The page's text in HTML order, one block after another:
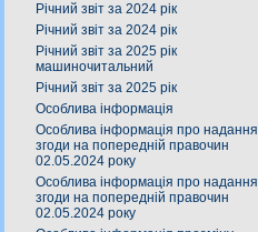
Річний звіт за 2024 рік
Річний звіт за 2024 рік
Річний звіт за 2025 рік
машиночитальний
Річний звіт за 2025 рік
Особлива інформація
Особлива інформація про надання
згоди на попередній правочин
02.05.2024 року
Особлива інформація про надання
згоди на попередній правочин
02.05.2024 року